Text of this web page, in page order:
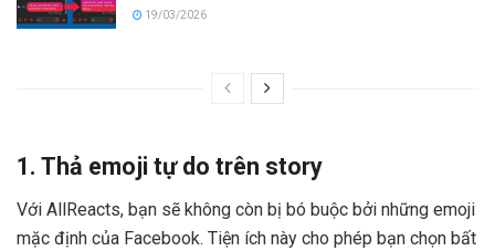
19/03/2026
1. Thả emoji tự do trên story
Với AllReacts, bạn sẽ không còn bị bó buộc bởi những emoji
mặc định của Facebook. Tiện ích này cho phép bạn chọn bất